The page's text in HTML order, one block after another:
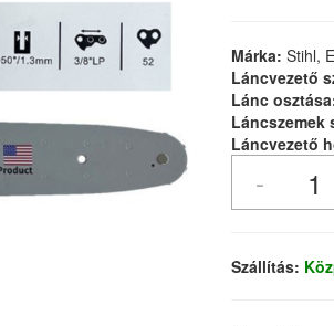
Márka: Stihl,
Láncvezető
Lánc
Láncszemek
Láncvezető
Szállítás: